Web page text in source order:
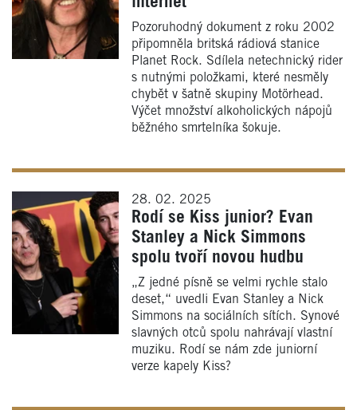
Pozoruhodný dokument z roku 2002
připomněla britská rádiová stanice
Planet Rock. Sdílela netechnický rider
s nutnými položkami, které nesměly
chybět v šatně skupiny Motörhead.
Výčet množství alkoholických nápojů
běžného smrtelníka šokuje.
28. 02. 2025
Rodí se Kiss junior? Evan
Stanley a Nick Simmons
spolu tvoří novou hudbu
„Z jedné písně se velmi rychle stalo
deset,“ uvedli Evan Stanley a Nick
Simmons na sociálních sítích. Synové
slavných otců spolu nahrávají vlastní
muziku. Rodí se nám zde juniorní
verze kapely Kiss?